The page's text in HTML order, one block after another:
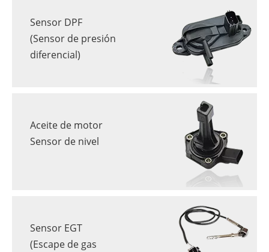
Sensor DPF
(Sensor de presión
diferencial)
Aceite de motor
Sensor de nivel
Sensor EGT
(Escape de gas